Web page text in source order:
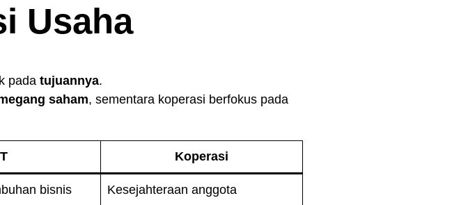
Usaha
pada tujuannya.
saham, sementara koperasi berfokus pada
Koperasi
bisnis Kesejahteraan anggota